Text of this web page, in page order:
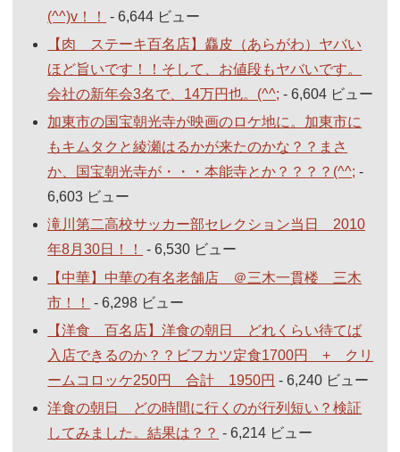
(^^)v！！
- 6,644 ビュー
【肉 ステーキ百名店】麤皮（あらがわ）ヤバい
ほど旨いです！！そして、お値段もヤバいです。
会社の新年会3名で、14万円也。(^^; - 6,604 ビュー
加東市の国宝朝光寺が映画のロケ地に。加東市に
もキムタクと綾瀬はるかが来たのかな？？まさ
か、国宝朝光寺が・・・本能寺とか？？？？(^^; -
6,603 ビュー
滝川第二高校サッカー部セレクション当日 2010
年8月30日！！
- 6,530 ビュー
【中華】中華の有名老舗店 ＠三木一貫楼 三木
市！！
- 6,298 ビュー
【洋食 百名店】洋食の朝日 どれくらい待てば
入店できるのか？？ビフカツ定食1700円 + クリ
ームコロッケ250円 合計 1950円 - 6,240 ビュー
洋食の朝日 どの時間に行くのが行列短い？検証
してみました。結果は？？ - 6,214 ビュー